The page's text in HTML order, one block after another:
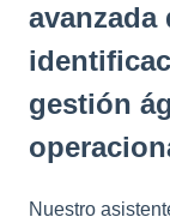
avanzada
gestión
Nuestro